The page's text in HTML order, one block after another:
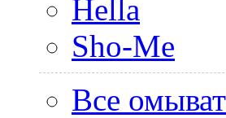
Hella
Sho-Me
Все